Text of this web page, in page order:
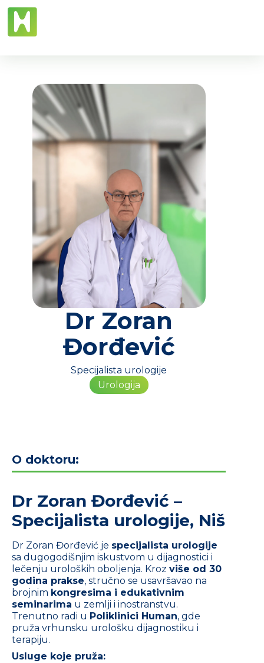
Urologija
Dr Zoran
Đorđević
Specijalista urologije
O doktoru:
Dr Zoran Đorđević –
Specijalista urologije, Niš
Dr Zoran Đorđević je specijalista urologije
sa dugogodišnjim iskustvom u dijagnostici i
lečenju uroloških oboljenja. Kroz više od 30
godina prakse, stručno se usavršavao na
brojnim kongresima i edukativnim
seminarima u zemlji i inostranstvu.
Trenutno radi u Poliklinici Human, gde
pruža vrhunsku urološku dijagnostiku i
terapiju.
Usluge koje pruža: